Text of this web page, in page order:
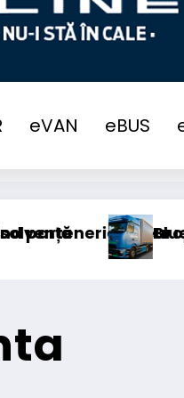
eVAN eBUS
european
Blue River: